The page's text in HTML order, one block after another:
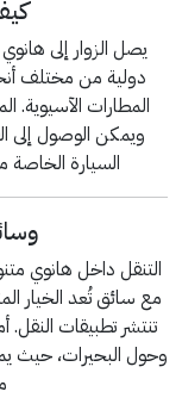
يصل الزوار إلى
دولية من مختلف
ويمكن الوصول إلى
السيارة الخاصة
التنقل داخل هانوي
مع سائق تُعد الخيار
تنتشر تطبيقات النقل.
وحول البحيرات، حيث